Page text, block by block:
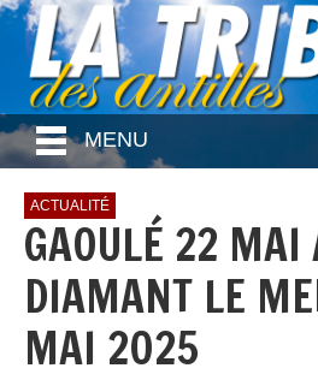
MENU
ACTUALITÉ
GAOULÉ 22 MAI
DIAMANT LE
MAI 2025